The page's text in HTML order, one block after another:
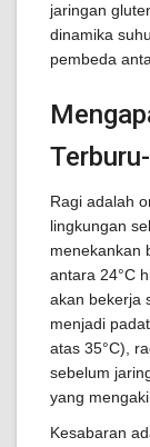
jaringan
dinamika
pembeda
Ragi adalah
lingkungan
menekankan
antara 24°C
akan bekerja
menjadi
atas 35°C),
sebelum
yang
Kesabaran